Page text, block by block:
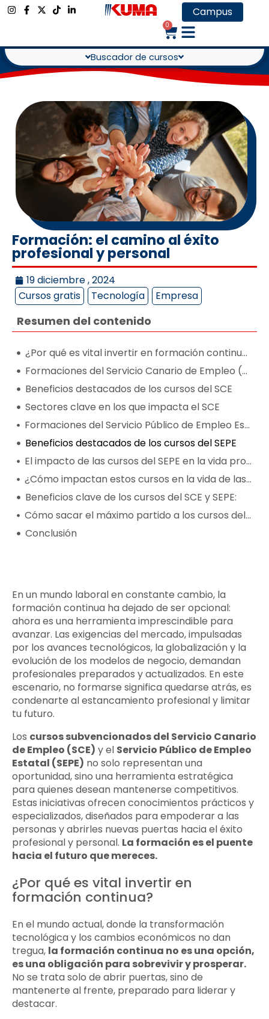
Campus
0
Buscador de cursos
Formación: el camino al éxito
profesional y personal
19 diciembre , 2024
Cursos gratis
Tecnología Empresa
Resumen del contenido
¿Por qué es vital invertir en formación continua?
Formaciones del Servicio Canario de Empleo (SCE)
Beneficios destacados de los cursos del SCE
Sectores clave en los que impacta el SCE
Formaciones del Servicio Público de Empleo Estatal (SEPE)
Beneficios destacados de los cursos del SEPE
El impacto de las cursos del SEPE en la vida profesional
¿Cómo impactan estos cursos en la vida de las personas?
Beneficios clave de los cursos del SCE y SEPE:
Cómo sacar el máximo partido a los cursos del SCE y SEPE
Conclusión
En un mundo laboral en constante cambio, la
formación continua ha dejado de ser opcional:
ahora es una herramienta imprescindible para
avanzar. Las exigencias del mercado, impulsadas
por los avances tecnológicos, la globalización y la
evolución de los modelos de negocio, demandan
profesionales preparados y actualizados. En este
escenario, no formarse significa quedarse atrás, es
condenarte al estancamiento profesional y limitar
tu futuro.
Los cursos subvencionados del Servicio Canario
de Empleo (SCE) y el Servicio Público de Empleo
Estatal (SEPE) no solo representan una
oportunidad, sino una herramienta estratégica
para quienes desean mantenerse competitivos.
Estas iniciativas ofrecen conocimientos prácticos y
especializados, diseñados para empoderar a las
personas y abrirles nuevas puertas hacia el éxito
profesional y personal. La formación es el puente
hacia el futuro que mereces.
¿Por qué es vital invertir en
formación continua?
En el mundo actual, donde la transformación
tecnológica y los cambios económicos no dan
tregua, la formación continua no es una opción,
es una obligación para sobrevivir y prosperar.
No se trata solo de abrir puertas, sino de
mantenerte al frente, preparado para liderar y
destacar.